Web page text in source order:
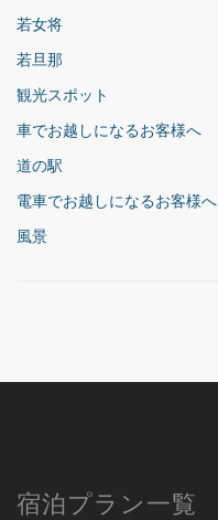
若女将
若旦那
観光スポット
車でお越しになるお客様へ
道の駅
電車でお越しになるお客様へ
風景
宿泊プラン一覧